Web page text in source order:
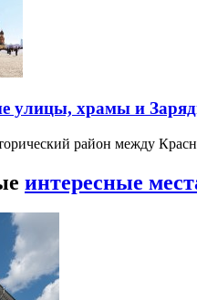
улицы, храмы и
район между
интересные